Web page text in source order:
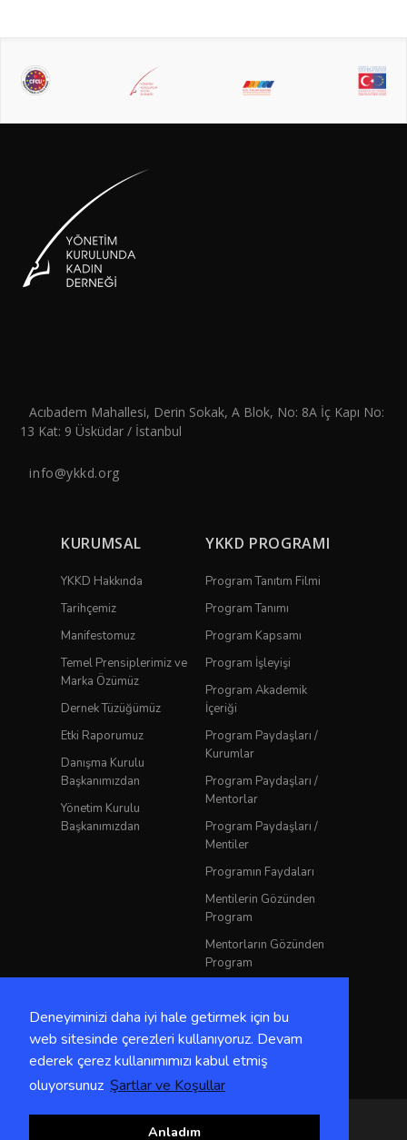
Deneyiminizi daha iyi hale getirmek için bu
web sitesinde çerezleri kullanıyoruz. Devam
ederek çerez kullanımımızı kabul etmiş
oluyorsunuz Şartlar ve Koşullar
Anladım
Acıbadem Mahallesi, Derin Sokak, A Blok, No: 8A İç Kapı No:
13 Kat: 9 Üsküdar / İstanbul
info@ykkd.org
KURUMSAL
YKKD Hakkında
Tarihçemiz
Manifestomuz
Temel Prensiplerimiz ve
Marka Özümüz
Dernek Tüzüğümüz
Etki Raporumuz
Danışma Kurulu
Başkanımızdan
Yönetim Kurulu
Başkanımızdan
YKKD PROGRAMI
Program Tanıtım Filmi
Program Tanımı
Program Kapsamı
Program İşleyişi
Program Akademik
İçeriği
Program Paydaşları /
Kurumlar
Program Paydaşları /
Mentorlar
Program Paydaşları /
Mentiler
Programın Faydaları
Mentilerin Gözünden
Program
Mentorların Gözünden
Program
Etik Kodlar
Copyright 2024 Tüm Hakları Saklıdır.